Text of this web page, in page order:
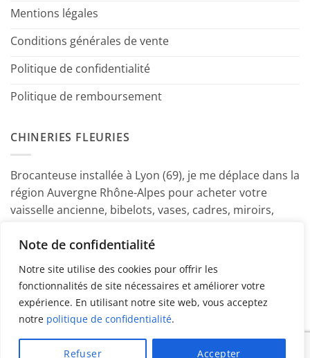
Note de confidentialité
Notre site utilise des cookies pour offrir les
fonctionnalités de site nécessaires et améliorer votre
expérience. En utilisant notre site web, vous acceptez
notre politique de confidentialité.
Refuser Accepter
Mentions légales
Conditions générales de vente
Politique de confidentialité
Politique de remboursement
CHINERIES FLEURIES
Brocanteuse installée à Lyon (69), je me déplace dans la
région Auvergne Rhône-Alpes pour acheter votre
vaisselle ancienne, bibelots, vases, cadres, miroirs,
Marine
PayPal
AmericanMasterCard
Visa